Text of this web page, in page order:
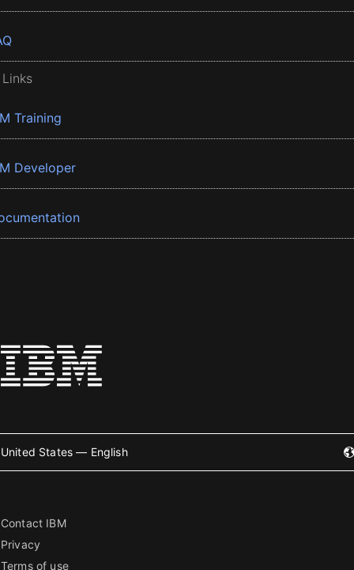
Training
Developer
United States — English
Contact IBM
Privacy
Terms of use